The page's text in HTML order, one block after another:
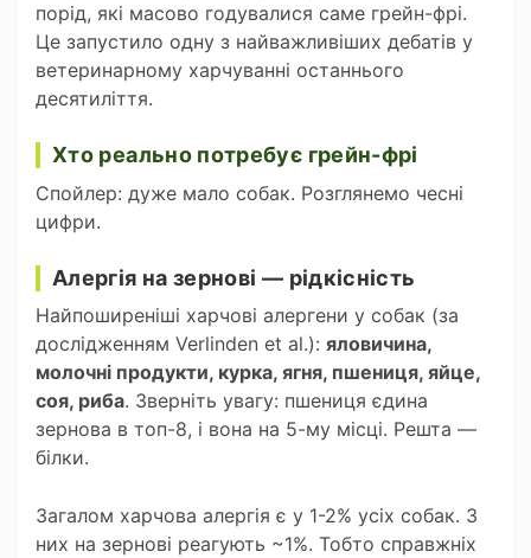
порід, які масово годувалися саме грейн-фрі.
Це запустило одну з найважливіших дебатів у
ветеринарному харчуванні останнього
десятиліття.
Хто реально потребує грейн-фрі
Спойлер: дуже мало собак. Розглянемо чесні
цифри.
Алергія на зернові — рідкісність
Найпоширеніші харчові алергени у собак (за
дослідженням Verlinden et al.): яловичина,
молочні продукти, курка, ягня, пшениця, яйце,
соя, риба. Зверніть увагу: пшениця єдина
зернова в топ-8, і вона на 5-му місці. Решта —
білки.
Загалом харчова алергія є у 1-2% усіх собак. З
них на зернові реагують ~1%. Тобто справжніх